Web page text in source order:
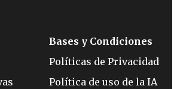
Bases y Condiciones
Políticas de Privacidad
Política de uso de la IA